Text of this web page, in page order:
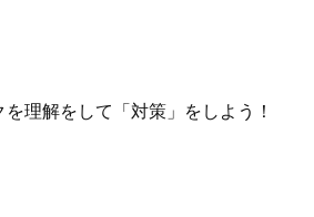
理解をして「対策」をしよう！